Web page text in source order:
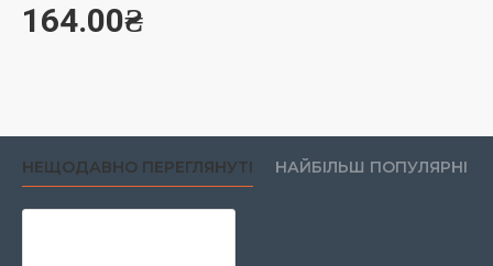
164.00₴
НЕЩОДАВНО ПЕРЕГЛЯНУТІ НАЙБІЛЬШ ПОПУЛЯРНІ